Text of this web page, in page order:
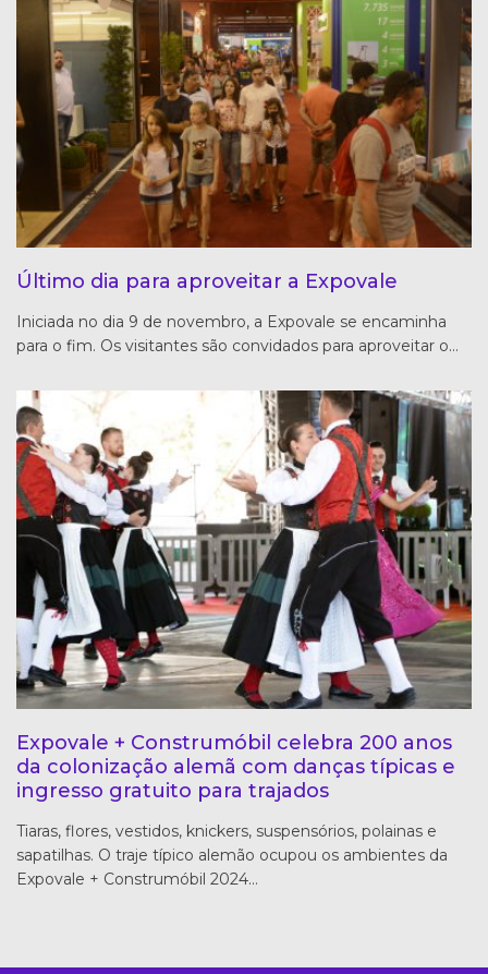
Último dia para aproveitar a Expovale
Iniciada no dia 9 de novembro, a Expovale se encaminha
para o fim. Os visitantes são convidados para aproveitar o…
Expovale + Construmóbil celebra 200 anos
da colonização alemã com danças típicas e
ingresso gratuito para trajados
Tiaras, flores, vestidos, knickers, suspensórios, polainas e
sapatilhas. O traje típico alemão ocupou os ambientes da
Expovale + Construmóbil 2024…